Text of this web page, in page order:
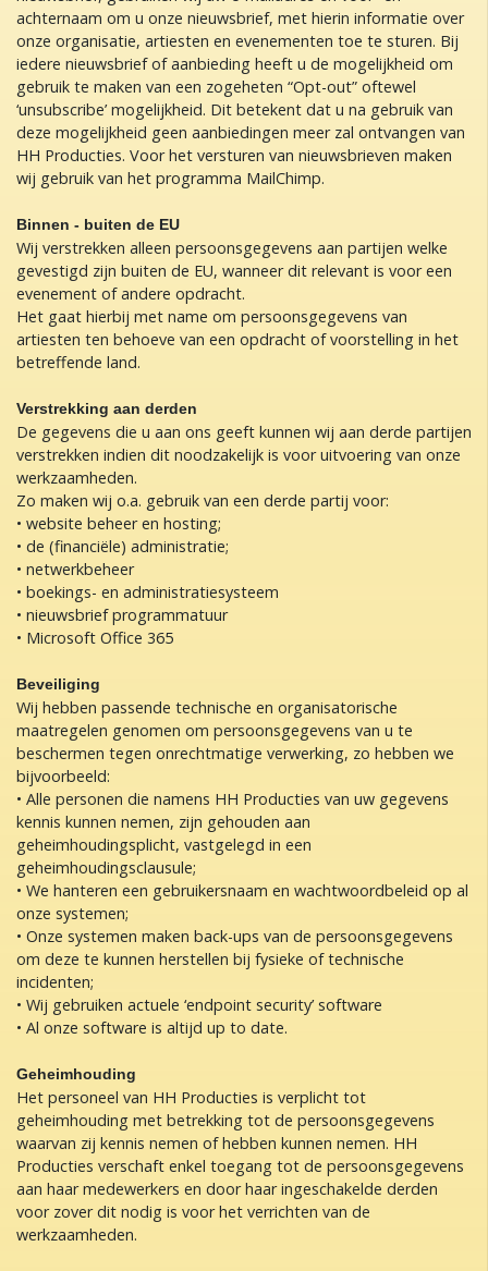
achternaam om u onze nieuwsbrief, met hierin informatie over
onze organisatie, artiesten en evenementen toe te sturen. Bij
iedere nieuwsbrief of aanbieding heeft u de mogelijkheid om
gebruik te maken van een zogeheten “Opt-out” oftewel
‘unsubscribe’ mogelijkheid. Dit betekent dat u na gebruik van
deze mogelijkheid geen aanbiedingen meer zal ontvangen van
HH Producties. Voor het versturen van nieuwsbrieven maken
wij gebruik van het programma MailChimp.
Binnen - buiten de EU
Wij verstrekken alleen persoonsgegevens aan partijen welke
gevestigd zijn buiten de EU, wanneer dit relevant is voor een
evenement of andere opdracht.
Het gaat hierbij met name om persoonsgegevens van
artiesten ten behoeve van een opdracht of voorstelling in het
betreffende land.
Verstrekking aan derden
De gegevens die u aan ons geeft kunnen wij aan derde partijen
verstrekken indien dit noodzakelijk is voor uitvoering van onze
werkzaamheden.
Zo maken wij o.a. gebruik van een derde partij voor:
• website beheer en hosting;
• de (financiële) administratie;
• netwerkbeheer
• boekings- en administratiesysteem
• nieuwsbrief programmatuur
• Microsoft Office 365
Beveiliging
Wij hebben passende technische en organisatorische
maatregelen genomen om persoonsgegevens van u te
beschermen tegen onrechtmatige verwerking, zo hebben we
bijvoorbeeld:
• Alle personen die namens HH Producties van uw gegevens
kennis kunnen nemen, zijn gehouden aan
geheimhoudingsplicht, vastgelegd in een
geheimhoudingsclausule;
• We hanteren een gebruikersnaam en wachtwoordbeleid op al
onze systemen;
• Onze systemen maken back-ups van de persoonsgegevens
om deze te kunnen herstellen bij fysieke of technische
incidenten;
• Wij gebruiken actuele ‘endpoint security’ software
• Al onze software is altijd up to date.
Geheimhouding
Het personeel van HH Producties is verplicht tot
geheimhouding met betrekking tot de persoonsgegevens
waarvan zij kennis nemen of hebben kunnen nemen. HH
Producties verschaft enkel toegang tot de persoonsgegevens
aan haar medewerkers en door haar ingeschakelde derden
voor zover dit nodig is voor het verrichten van de
werkzaamheden.